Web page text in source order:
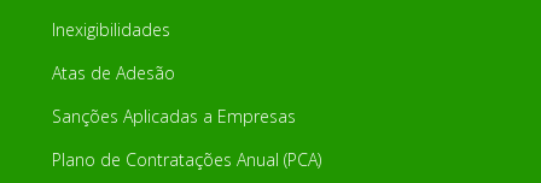
Inexigibilidades
Atas de Adesão
Sanções Aplicadas a Empresas
Plano de Contratações Anual (PCA)